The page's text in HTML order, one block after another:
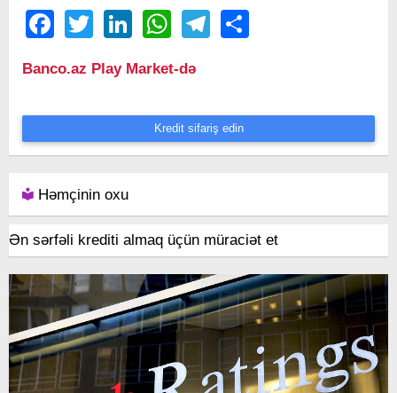
FacebookTwitter LinkedIn WhatsAppTelegram
Banco.az Play Market-də
Kredit sifariş edin
Həmçinin oxu
Ən sərfəli krediti almaq üçün müraciət et